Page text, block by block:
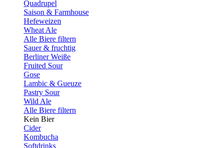
Quadrupel
Saison & Farmhouse
Hefeweizen
Wheat Ale
Alle Biere filtern
Sauer & fruchtig
Berliner Weiße
Fruited Sour
Gose
Lambic & Gueuze
Pastry Sour
Wild Ale
Alle Biere filtern
Kein Bier
Cider
Kombucha
Softdrinks